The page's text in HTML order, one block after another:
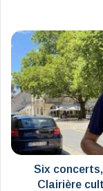
touchées
par
hausse
de
la
mortalité
Six
concerts,
pas
de
guichet
:
le
Festival
de
Clairière
Six
Clairière